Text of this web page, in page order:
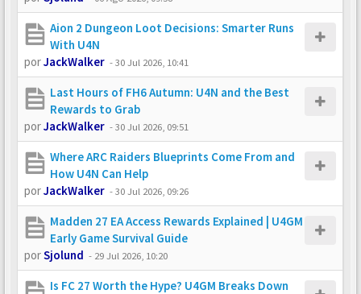
Aion 2 Dungeon Loot Decisions: Smarter Runs
With U4N
porJackWalker -30 Jul 2026, 10:41
Last Hours of FH6 Autumn: U4N and the Best
Rewards to Grab
porJackWalker -30 Jul 2026, 09:51
Where ARC Raiders Blueprints Come From and
How U4N Can Help
porJackWalker -30 Jul 2026, 09:26
Madden 27 EA Access Rewards Explained | U4GM
Early Game Survival Guide
porSjolund - 29 Jul 2026, 10:20
Is FC 27 Worth the Hype? U4GM Breaks Down